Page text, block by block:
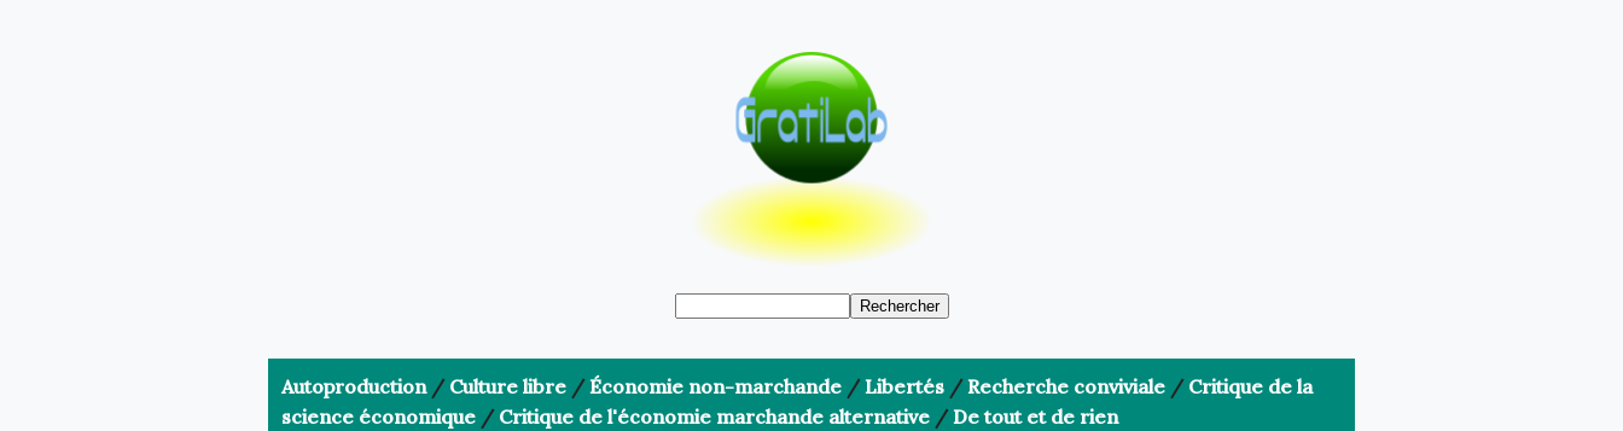
Autoproduction/ Culture libre /Économie non-marchande /Libertés /Recherche conviviale / Critique de la
science économique / Critique de l'économie marchande alternative /De tout et de rien